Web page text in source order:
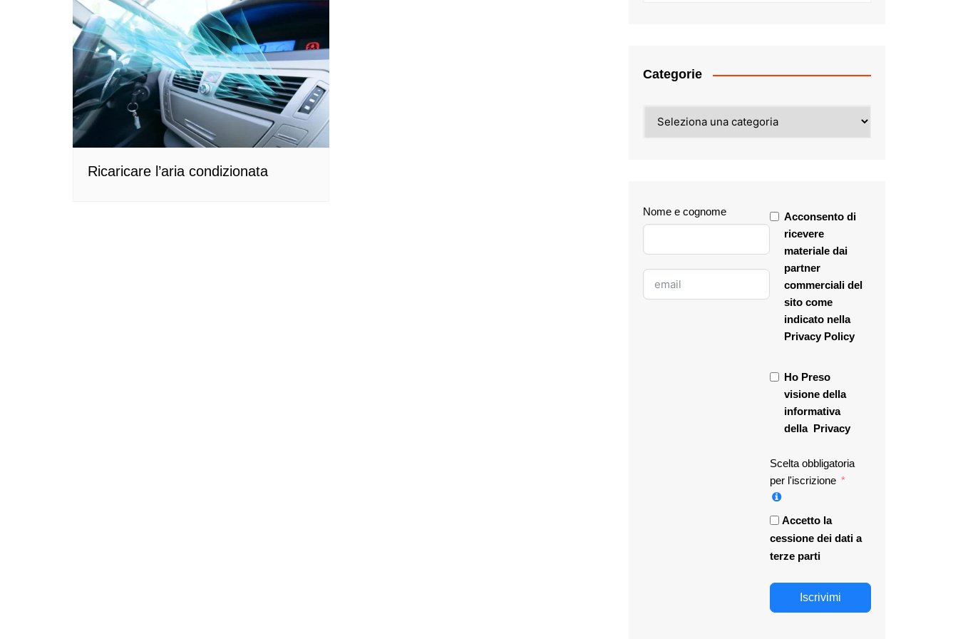
Ricaricare l’aria condizionata
Categorie
Nome e cognome
Acconsento di
ricevere
materiale dai
partner
commerciali del
sito come
indicato nella
Privacy Policy
Ho Preso
visione della
informativa
della Privacy
Scelta obbligatoria
per l'iscrizione
Accetto la
cessione dei dati a
terze parti
Iscrivimi